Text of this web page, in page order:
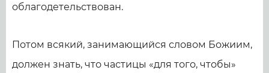
облагодетельствован.
Потом всякий, занимающийся словом Божиим,
должен знать, что частицы «для того, чтобы»